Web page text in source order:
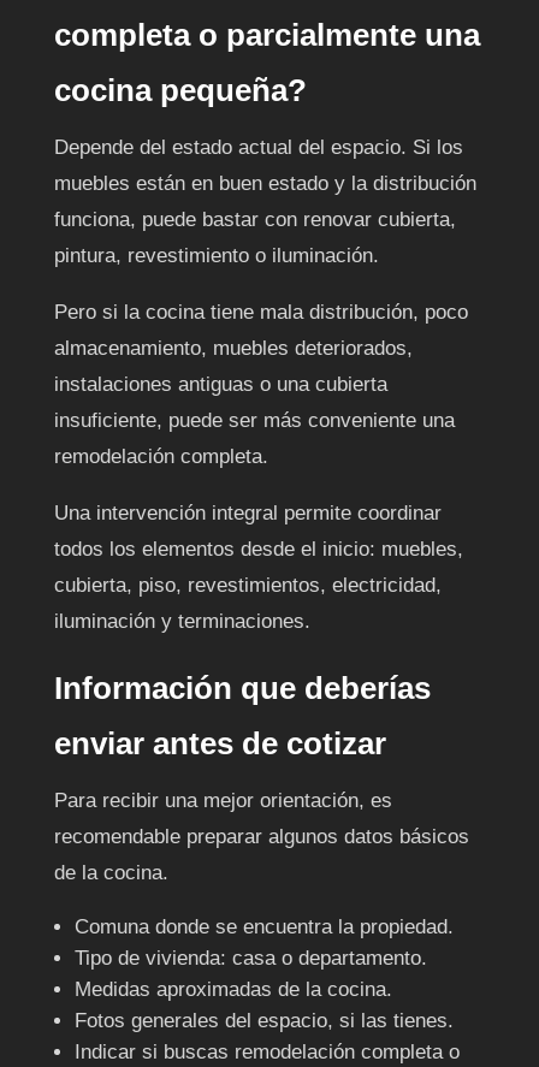
completa o parcialmente una
cocina pequeña?
Depende del estado actual del espacio. Si los
muebles están en buen estado y la distribución
funciona, puede bastar con renovar cubierta,
pintura, revestimiento o iluminación.
Pero si la cocina tiene mala distribución, poco
almacenamiento, muebles deteriorados,
instalaciones antiguas o una cubierta
insuficiente, puede ser más conveniente una
remodelación completa.
Una intervención integral permite coordinar
todos los elementos desde el inicio: muebles,
cubierta, piso, revestimientos, electricidad,
iluminación y terminaciones.
Información que deberías
enviar antes de cotizar
Para recibir una mejor orientación, es
recomendable preparar algunos datos básicos
de la cocina.
Comuna donde se encuentra la propiedad.
Tipo de vivienda: casa o departamento.
Medidas aproximadas de la cocina.
Fotos generales del espacio, si las tienes.
Indicar si buscas remodelación completa o